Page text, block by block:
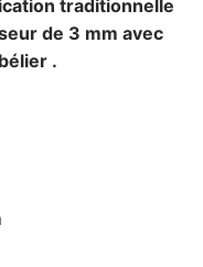
traditionnelle
de 3 mm avec
.